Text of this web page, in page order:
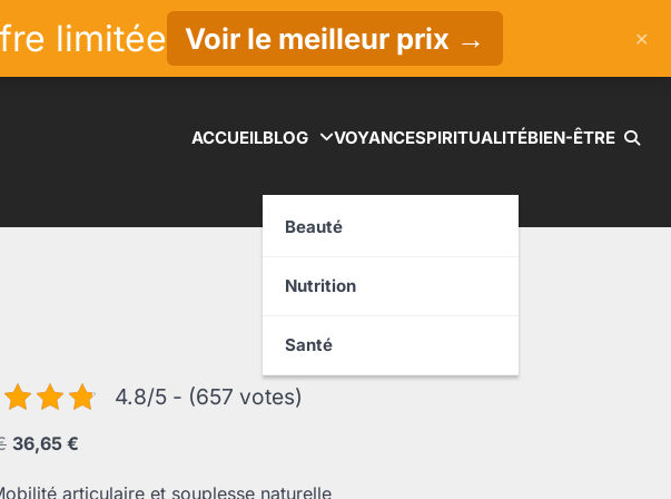
ACCUEILBLOG
Beauté
Nutrition
Santé
VOYANCESPIRITUALITÉBIEN-ÊTRE
4.8/5 - (657 votes)
Le
36,65 €
articulaire et souplesse naturelle
limitée Voir le meilleur prix → ✕